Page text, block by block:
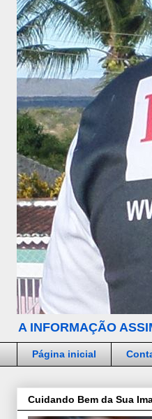
A INFORMAÇÃO
Página inicial
Cuidando Bem da Sua